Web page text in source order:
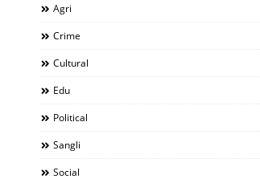
Agri
Crime
Cultural
Edu
Political
Sangli
Social